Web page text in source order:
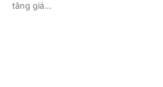
tăng giá...